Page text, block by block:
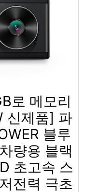
로 메모리
신제품] 파
블루
량용 블랙
초고속 스
전력 극초